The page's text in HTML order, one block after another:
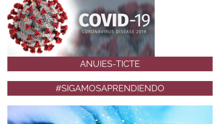
ANUIES-TICTE
#SIGAMOSAPRENDIENDO